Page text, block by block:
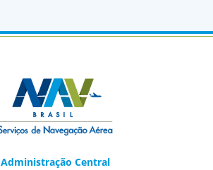
Administração Central